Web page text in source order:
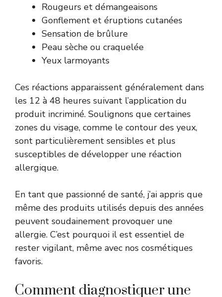
Rougeurs et démangeaisons
Gonflement et éruptions cutanées
Sensation de brûlure
Peau sèche ou craquelée
Yeux larmoyants
Ces réactions apparaissent généralement dans
les 12 à 48 heures suivant l’application du
produit incriminé. Soulignons que certaines
zones du visage, comme le contour des yeux,
sont particulièrement sensibles et plus
susceptibles de développer une réaction
allergique.
En tant que passionné de santé, j’ai appris que
même des produits utilisés depuis des années
peuvent soudainement provoquer une
allergie. C’est pourquoi il est essentiel de
rester vigilant, même avec nos cosmétiques
favoris.
Comment diagnostiquer une